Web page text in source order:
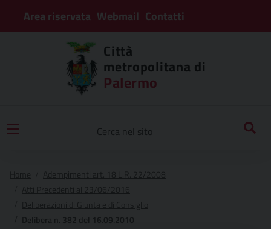
Area riservata Webmail Contatti
Città
metropolitana di
Palermo